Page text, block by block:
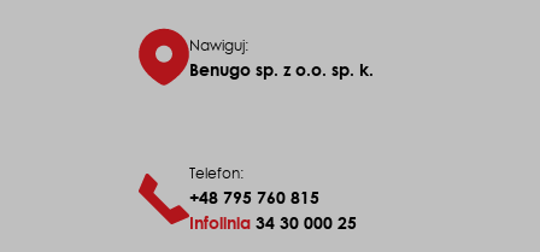
Nawiguj:
Benugo sp. z o.o. sp. k.
Telefon:
+48 795 760 815
Infolinia34 30 000 25